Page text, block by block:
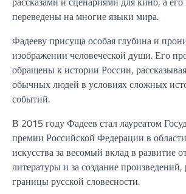
переведены на многие языки мира.
Фадееву присуща особая глубина и
изображении человеческой души. Его
обращены к истории России,
обычных людей в условиях сложных
событий.
В 2015 году Фадеев стал лауреатом
премии Российской Федерации в
искусства за весомый вклад в развитие
литературы и за создание
границы русской словесности.